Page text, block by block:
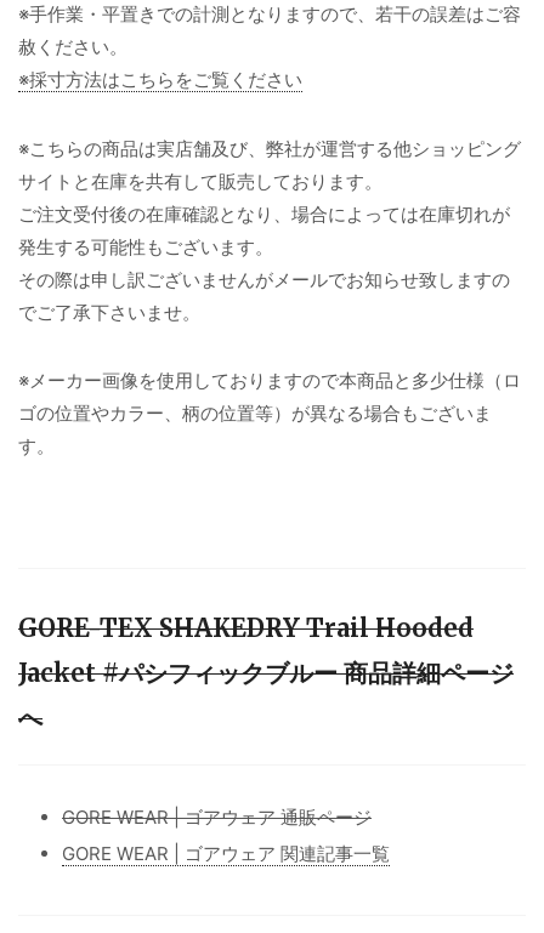
※手作業・平置きでの計測となりますので、若干の誤差はご容
赦ください。
※採寸方法はこちらをご覧ください
※こちらの商品は実店舗及び、弊社が運営する他ショッピング
サイトと在庫を共有して販売しております。
ご注文受付後の在庫確認となり、場合によっては在庫切れが
発生する可能性もございます。
その際は申し訳ございませんがメールでお知らせ致しますの
でご了承下さいませ。
※メーカー画像を使用しておりますので本商品と多少仕様（ロ
ゴの位置やカラー、柄の位置等）が異なる場合もございま
す。
GORE-TEX SHAKEDRY Trail Hooded
Jacket #パシフィックブルー 商品詳細ページ
へ
GORE WEAR | ゴアウェア 通販ページ
GORE WEAR | ゴアウェア 関連記事一覧